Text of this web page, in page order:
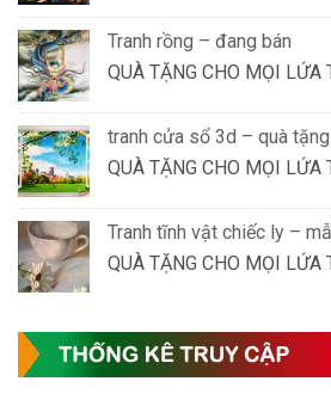
Tranh rồng – đang bán
QUÀ TẶNG CHO MỌI LỨA
tranh cửa sổ 3d – quà
QUÀ TẶNG CHO MỌI LỨA
Tranh tĩnh vật chiếc ly –
QUÀ TẶNG CHO MỌI LỨA